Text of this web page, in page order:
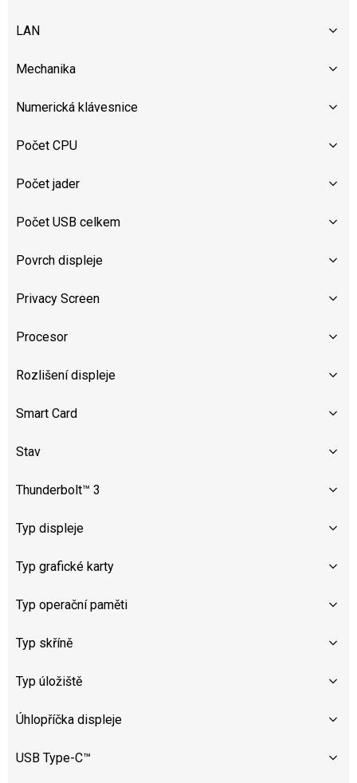
LAN
Mechanika
Numerická klávesnice
Počet CPU
Počet jader
Počet USB celkem
Povrch displeje
Privacy Screen
Procesor
Rozlišení displeje
Smart Card
Stav
Thunderbolt™ 3
Typ displeje
Typ grafické karty
Typ operační paměti
Typ skříně
Typ úložiště
Úhlopříčka displeje
USB Type-C™